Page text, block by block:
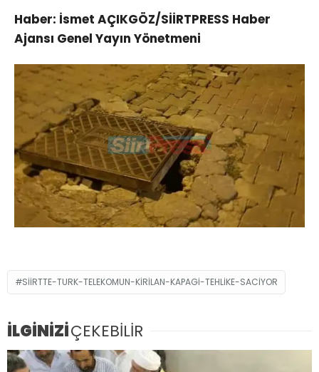
Haber: İsmet AÇIKGÖZ/SİİRTPRESS Haber
Ajansı Genel Yayın Yönetmeni
SIIRTTE-TURK-TELEKOMUN-KIRILAN-KAPAGI-TEHLIKE-SACIYOR
İLGİNİZİÇEKEBİLİR